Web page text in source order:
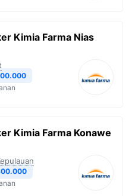
Kimia Farma Nias
Kimia Farma Konawe